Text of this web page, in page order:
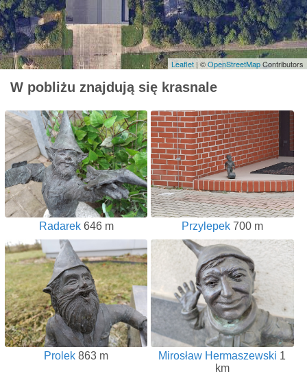
Leaflet | ©OpenStreetMapContributors
W pobliżu znajdują się krasnale
Radarek646 m Przylepek700 m
Prolek 863 m Mirosław Hermaszewski 1
km